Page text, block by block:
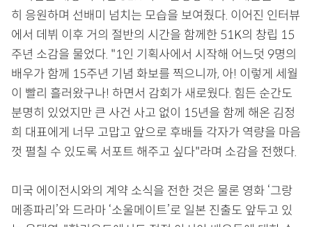
히 응원하며 선배미 넘치는 모습을 보여줬다. 이어진 인터뷰
에서 데뷔 이후 거의 절반의 시간을 함께한 51K의 창립 15
주년 소감을 물었다. "1인 기획사에서 시작해 어느덧 9명의
배우가 함께 15주년 기념 화보를 찍으니까, 아! 이렇게 세월
이 빨리 흘러왔구나! 하면서 감회가 새로웠다. 힘든 순간도
분명히 있었지만 큰 사건 사고 없이 15년을 함께 해온 김정
희 대표에게 너무 고맙고 앞으로 후배들 각자가 역량을 마음
껏 펼칠 수 있도록 서포트 해주고 싶다"라며 소감을 전했다.
미국 에이전시와의 계약 소식을 전한 것은 물론 영화 ‘그랑
메종파리’와 드라마 ‘소울메이트’로 일본 진출도 앞두고 있